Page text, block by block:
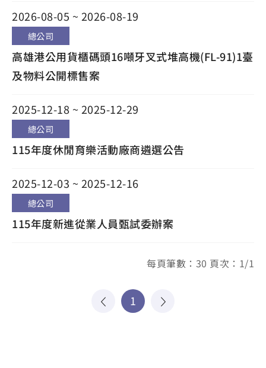
2026-08-05 ~ 2026-08-19
總公司
高雄港公用貨櫃碼頭16噸牙叉式堆高機(FL-91)1臺
及物料公開標售案
2025-12-18 ~ 2025-12-29
總公司
115年度休閒育樂活動廠商遴選公告
2025-12-03 ~ 2025-12-16
總公司
115年度新進從業人員甄試委辦案
每頁筆數：30 頁次：1/1
1